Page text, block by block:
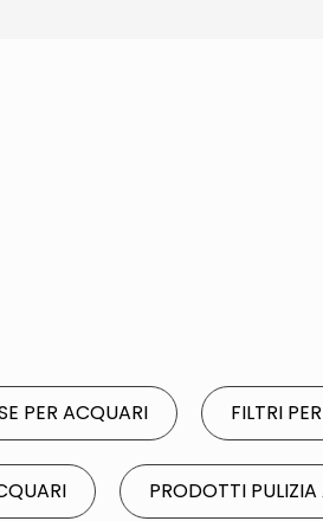
PER ACQUARI FILTRI
PRODOTTI